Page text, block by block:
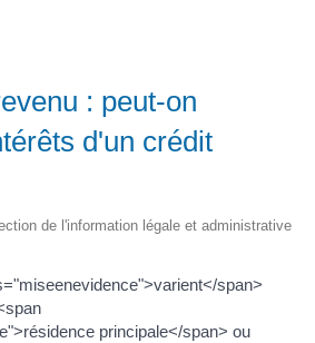
: peut-on
d'un crédit
de l'information légale et administrative
span>
principale</span> ou